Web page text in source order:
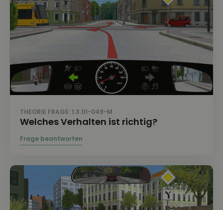
THEORIE FRAGE: 1.3.01-049-M
Welches Verhalten ist richtig?